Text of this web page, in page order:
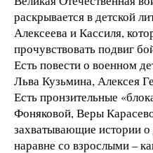
раскрывается в детской
Алексеева и Кассиля,
прочувствовать подвиг
Есть повести о военном
Льва Кузьмина, Алексея
Есть пронзительные
Фоняковой, Веры
захватывающие истории
наравне со взрослыми –